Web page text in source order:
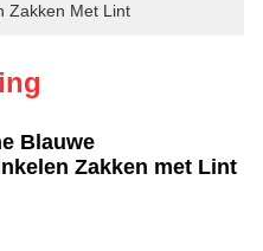
Zakken Met Lint
Blauwe
Zakken met Lint